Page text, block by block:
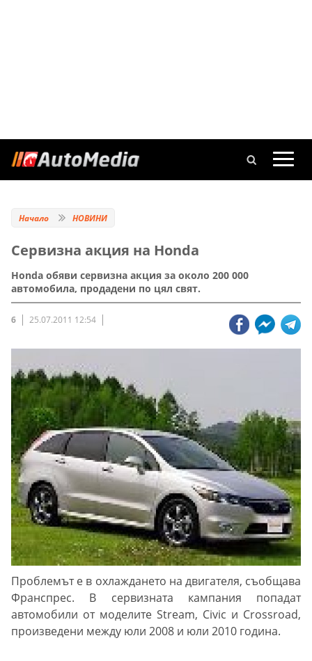
Начало НОВИНИ
Сервизна акция на Honda
Honda обяви сервизна акция за около 200 000
автомобила, продадени по цял свят.
6 25.07.2011 12:54
Проблемът е в охлаждането на двигателя, съобщава
Франспрес. В сервизната кампания попадат
автомобили от моделите Stream, Civic и Crossroad,
произведени между юли 2008 и юли 2010 година.